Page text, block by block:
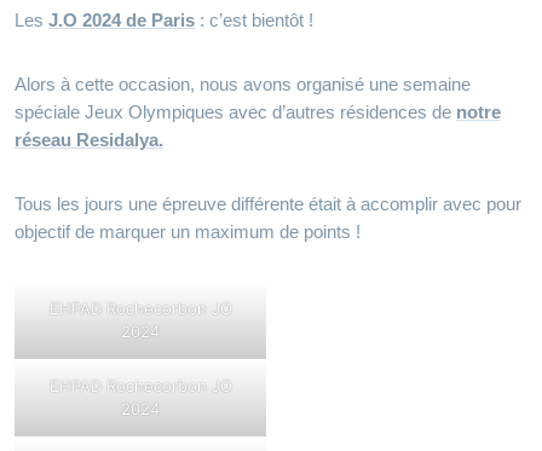
Les J.O 2024 de Paris : c’est bientôt !
Alors à cette occasion, nous avons organisé une semaine
spéciale Jeux Olympiques avec d’autres résidences de notre
réseau Residalya.
Tous les jours une épreuve différente était à accomplir avec pour
objectif de marquer un maximum de points !
EHPAD Rochecorbon JO
2024
EHPAD Rochecorbon JO
2024